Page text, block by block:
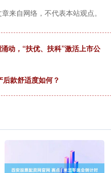
来自网络，不代表本站观点。
动，“扶优、扶科”激活上市公
款舒适度如何？